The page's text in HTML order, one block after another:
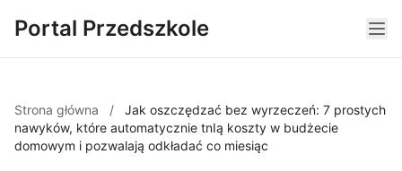
Portal Przedszkole
Strona główna /
Jak oszczędzać bez wyrzeczeń: 7 prostych
nawyków, które automatycznie tnIą koszty w budżecie
domowym i pozwalają odkładać co miesiąc